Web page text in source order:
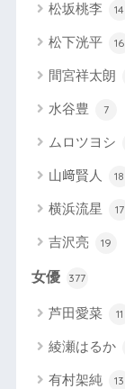
松坂桃李 14
松下洸平 16
間宮祥太朗
水谷豊 7
ムロツヨシ
山﨑賢人 18
横浜流星 17
吉沢亮 19
女優 377
芦田愛菜 11
綾瀬はるか
有村架純 13